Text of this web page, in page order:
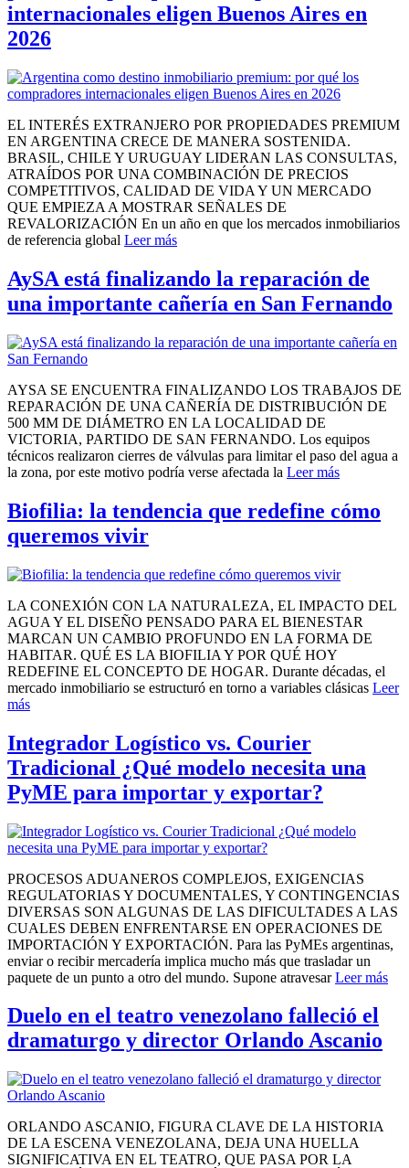
internacionales eligen Buenos Aires en
2026
EL INTERÉS EXTRANJERO POR PROPIEDADES PREMIUM
EN ARGENTINA CRECE DE MANERA SOSTENIDA.
BRASIL, CHILE Y URUGUAY LIDERAN LAS CONSULTAS,
ATRAÍDOS POR UNA COMBINACIÓN DE PRECIOS
COMPETITIVOS, CALIDAD DE VIDA Y UN MERCADO
QUE EMPIEZA A MOSTRAR SEÑALES DE
REVALORIZACIÓN En un año en que los mercados inmobiliarios
de referencia global Leer más
AySA está finalizando la reparación de
una importante cañería en San Fernando
AYSA SE ENCUENTRA FINALIZANDO LOS TRABAJOS DE
REPARACIÓN DE UNA CAÑERÍA DE DISTRIBUCIÓN DE
500 MM DE DIÁMETRO EN LA LOCALIDAD DE
VICTORIA, PARTIDO DE SAN FERNANDO. Los equipos
técnicos realizaron cierres de válvulas para limitar el paso del agua a
la zona, por este motivo podría verse afectada la Leer más
Biofilia: la tendencia que redefine cómo
queremos vivir
LA CONEXIÓN CON LA NATURALEZA, EL IMPACTO DEL
AGUA Y EL DISEÑO PENSADO PARA EL BIENESTAR
MARCAN UN CAMBIO PROFUNDO EN LA FORMA DE
HABITAR. QUÉ ES LA BIOFILIA Y POR QUÉ HOY
REDEFINE EL CONCEPTO DE HOGAR. Durante décadas, el
mercado inmobiliario se estructuró en torno a variables clásicas Leer
más
Integrador Logístico vs. Courier
Tradicional ¿Qué modelo necesita una
PyME para importar y exportar?
PROCESOS ADUANEROS COMPLEJOS, EXIGENCIAS
REGULATORIAS Y DOCUMENTALES, Y CONTINGENCIAS
DIVERSAS SON ALGUNAS DE LAS DIFICULTADES A LAS
CUALES DEBEN ENFRENTARSE EN OPERACIONES DE
IMPORTACIÓN Y EXPORTACIÓN. Para las PyMEs argentinas,
enviar o recibir mercadería implica mucho más que trasladar un
paquete de un punto a otro del mundo. Supone atravesarLeer más
Duelo en el teatro venezolano falleció el
dramaturgo y director Orlando Ascanio
ORLANDO ASCANIO, FIGURA CLAVE DE LA HISTORIA
DE LA ESCENA VENEZOLANA, DEJA UNA HUELLA
SIGNIFICATIVA EN EL TEATRO, QUE PASA POR LA